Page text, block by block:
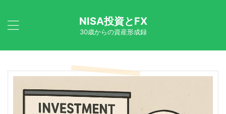
NISA投資とFX
30歳からの資産形成録